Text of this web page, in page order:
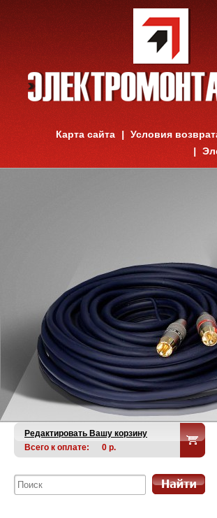
Карта сайта Условия
Редактировать Вашу корзину
Всего к оплате:
0 р.